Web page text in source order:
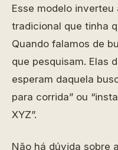
Esse modelo
tradicional que tinha
Quando falamos de
que pesquisam. Elas
esperam daquela
para corrida” ou
XYZ”.
Não há dúvida sobre